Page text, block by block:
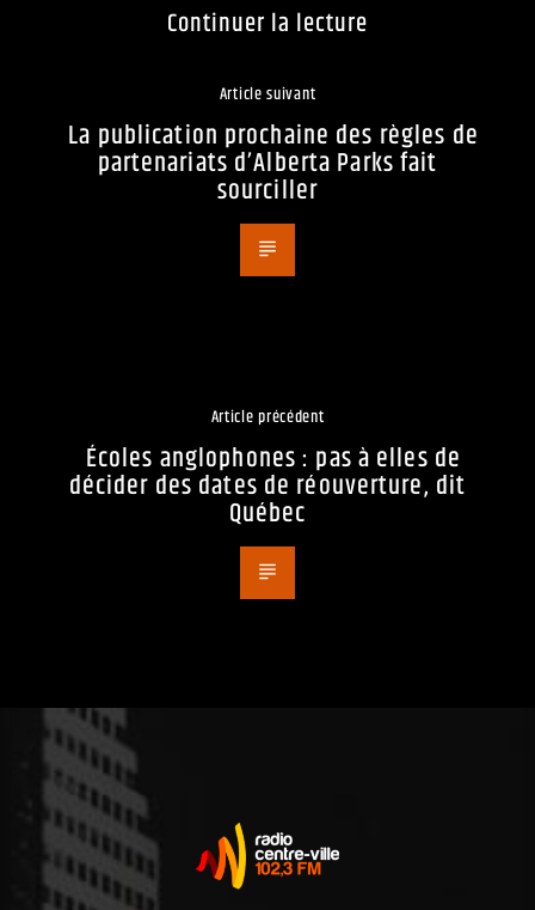
Continuer la lecture
Article suivant
La publication prochaine des règles de
partenariats d’Alberta Parks fait
sourciller
Article précédent
Écoles anglophones : pas à elles de
décider des dates de réouverture, dit
Québec